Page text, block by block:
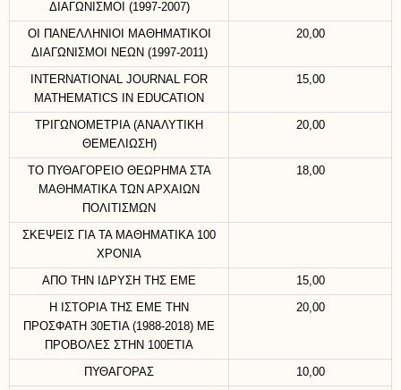
ΔΙΑΓΩΝΙΣΜΟΙ (1997-2007)
ΟΙ ΠΑΝΕΛΛΗΝΙΟΙ ΜΑΘΗΜΑΤΙΚΟΙ
ΔΙΑΓΩΝΙΣΜΟΙ ΝΕΩΝ (1997-2011)
20,00
INTERNATIONAL JOURNAL FOR
MATHEMATICS IN EDUCATION
15,00
ΤΡΙΓΩΝΟΜΕΤΡΙΑ (ΑΝΑΛΥΤΙΚΗ
ΘΕΜΕΛΙΩΣΗ)
20,00
ΤΟ ΠΥΘΑΓΟΡΕΙΟ ΘΕΩΡΗΜΑ ΣΤΑ
ΜΑΘΗΜΑΤΙΚΑ ΤΩΝ ΑΡΧΑΙΩΝ
ΠΟΛΙΤΙΣΜΩΝ
18,00
ΣΚΕΨΕΙΣ ΓΙΑ ΤΑ ΜΑΘΗΜΑΤΙΚΑ 100
ΧΡΟΝΙΑ
ΑΠΟ ΤΗΝ ΙΔΡΥΣΗ ΤΗΣ ΕΜΕ 15,00
Η ΙΣΤΟΡΙΑ ΤΗΣ ΕΜΕ ΤΗΝ
ΠΡΟΣΦΑΤΗ 30ΕΤΙΑ (1988-2018) ΜΕ
ΠΡΟΒΟΛΕΣ ΣΤΗΝ 100ΕΤΙΑ
20,00
ΠΥΘΑΓΟΡΑΣ 10,00